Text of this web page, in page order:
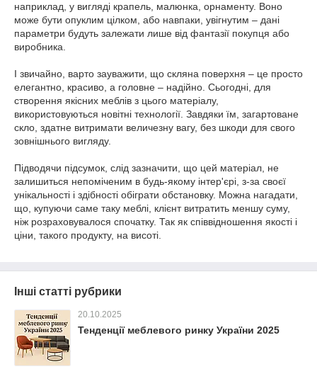
наприклад, у вигляді крапель, малюнка, орнаменту. Воно
може бути опуклим цілком, або навпаки, увігнутим – дані
параметри будуть залежати лише від фантазії покупця або
виробника.
І звичайно, варто зауважити, що скляна поверхня – це просто
елегантно, красиво, а головне – надійно. Сьогодні, для
створення якісних меблів з цього матеріалу,
використовуються новітні технології. Завдяки їм, загартоване
скло, здатне витримати величезну вагу, без шкоди для свого
зовнішнього вигляду.
Підводячи підсумок, слід зазначити, що цей матеріал, не
залишиться непоміченим в будь-якому інтер'єрі, з-за своєї
унікальності і здібності обіграти обстановку. Можна нагадати,
що, купуючи саме таку меблі, клієнт витратить меншу суму,
ніж розраховувалося спочатку. Так як співвідношення якості і
ціни, такого продукту, на висоті.
Інші статті рубрики
20.10.2025
Тенденції меблевого ринку України 2025